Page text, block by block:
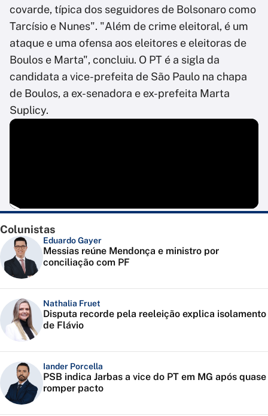
covarde, típica dos seguidores de Bolsonaro como
Tarcísio e Nunes". "Além de crime eleitoral, é um
ataque e uma ofensa aos eleitores e eleitoras de
Boulos e Marta", concluiu. O PT é a sigla da
candidata a vice-prefeita de São Paulo na chapa
de Boulos, a ex-senadora e ex-prefeita Marta
Suplicy.
Colunistas
Eduardo Gayer
Messias reúne Mendonça e ministro por
conciliação com PF
Nathalia Fruet
Disputa recorde pela reeleição explica isolamento
de Flávio
Iander Porcella
PSB indica Jarbas a vice do PT em MG após quase
romper pacto